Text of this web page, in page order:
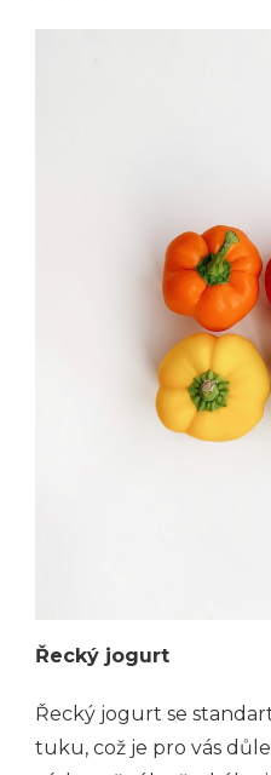
Řecký jogurt
Řecký jogurt se
tuku, což je pro vás